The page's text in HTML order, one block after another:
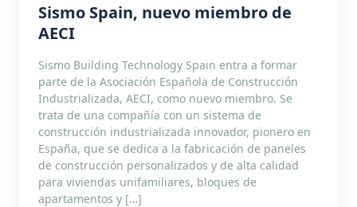
Sismo Spain, nuevo miembro de
AECI
Sismo Building Technology Spain entra a formar
parte de la Asociación Española de Construcción
Industrializada, AECI, como nuevo miembro. Se
trata de una compañía con un sistema de
construcción industrializada innovador, pionero en
España, que se dedica a la fabricación de paneles
de construcción personalizados y de alta calidad
para viviendas unifamiliares, bloques de
apartamentos y […]